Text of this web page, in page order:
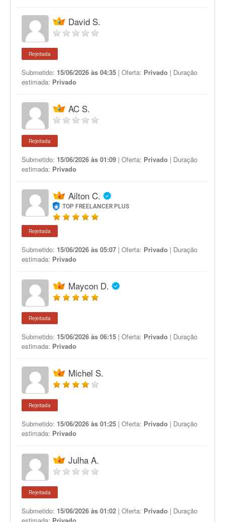
David S.
Rejeitada
Submetido: 15/06/2026 às 04:35 | Oferta: Privado | Duração
estimada: Privado
AC S.
Rejeitada
Submetido: 15/06/2026 às 01:09 | Oferta: Privado | Duração
estimada: Privado
Ailton C.
TOP FREELANCER PLUS
Rejeitada
Submetido: 15/06/2026 às 05:07 | Oferta: Privado | Duração
estimada: Privado
Maycon D.
Rejeitada
Submetido: 15/06/2026 às 06:15 | Oferta: Privado | Duração
estimada: Privado
Michel S.
Rejeitada
Submetido: 15/06/2026 às 01:25 | Oferta: Privado | Duração
estimada: Privado
Julha A.
Rejeitada
Submetido: 15/06/2026 às 01:02 | Oferta: Privado | Duração